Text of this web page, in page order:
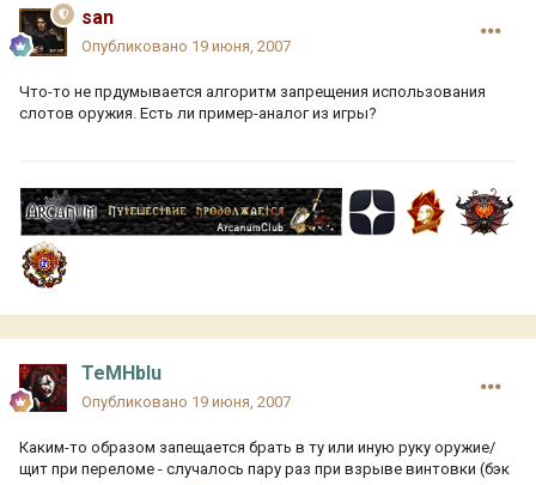
san
Опубликовано 19 июня, 2007
Что-то не прдумывается алгоритм запрещения использования
слотов оружия. Есть ли пример-аналог из игры?
TeMHbIu
Опубликовано 19 июня, 2007
Каким-то образом запещается брать в ту или иную руку оружие/
щит при переломе - случалось пару раз при взрыве винтовки (бэк